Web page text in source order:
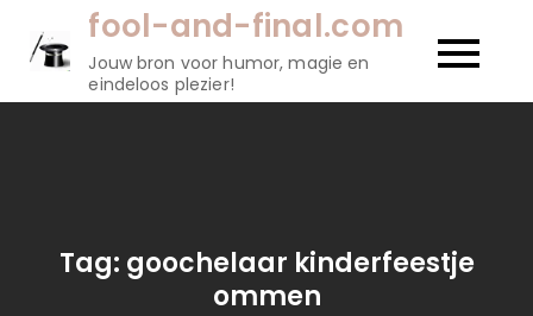
fool-and-final.com
Jouw bron voor humor, magie en
eindeloos plezier!
Tag: goochelaar kinderfeestje
ommen